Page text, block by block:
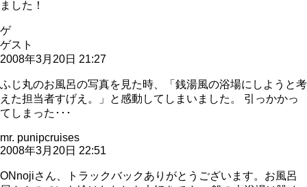
ました！
ゲ
ゲスト
2008年3月20日 21:27
ふじ丸のお風呂の写真を見た時、「銭湯風の浴場にしようと考
えた担当者すげえ。」と感動してしまいました。 引っかかっ
てしまった･･･
mr. punipcruises
2008年3月20日 22:51
ONnojiさん、トラックバックありがとうございます。お風呂